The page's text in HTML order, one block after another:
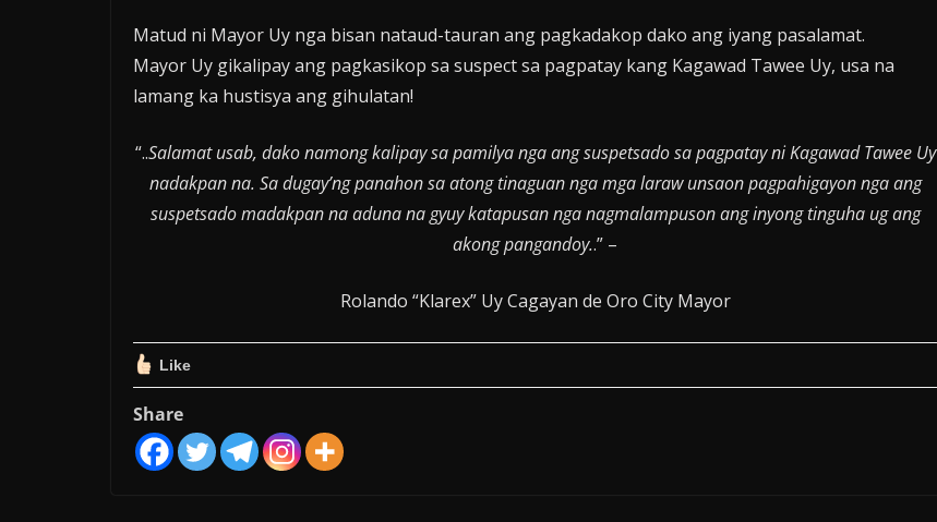
Matud ni Mayor Uy nga bisan nataud-tauran ang pagkadakop dako ang iyang pasalamat.
Mayor Uy gikalipay ang pagkasikop sa suspect sa pagpatay kang Kagawad Tawee Uy, usa na
lamang ka hustisya ang gihulatan!
“..Salamat usab, dako namong kalipay sa pamilya nga ang suspetsado sa pagpatay ni Kagawad Tawee Uy
nadakpan na. Sa dugay’ng panahon sa atong tinaguan nga mga laraw unsaon pagpahigayon nga ang
suspetsado madakpan na aduna na gyuy katapusan nga nagmalampuson ang inyong tinguha ug ang
akong pangandoy..” –
Rolando “Klarex” Uy Cagayan de Oro City Mayor
Like
Share